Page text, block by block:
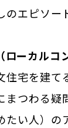
のエピソー
ローカルコ
住宅を建
まつわる疑
たい人）の